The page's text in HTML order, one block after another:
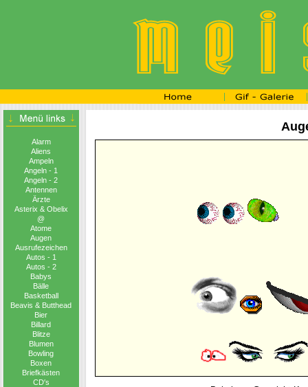
Alarm
Aliens
Ampeln
Angeln - 1
Angeln - 2
Antennen
Ärzte
Asterix & Obelix
@
Atome
Augen
Ausrufezeichen
Autos - 1
Autos - 2
Babys
Bälle
Basketball
Beavis & Butthead
Bier
Billard
Blitze
Blumen
Bowling
Boxen
Briefkästen
CD′s